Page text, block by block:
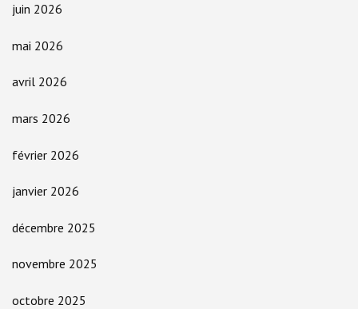
juin 2026
mai 2026
avril 2026
mars 2026
février 2026
janvier 2026
décembre 2025
novembre 2025
octobre 2025